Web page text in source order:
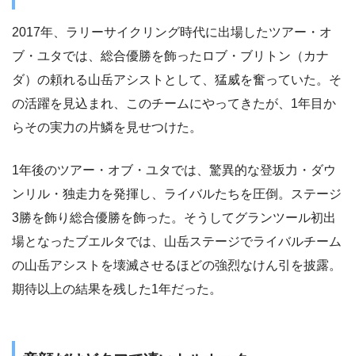
2017年、ラリーサイクリング時代に出場したツアー・オ
ブ・ユタでは、総合優勝を飾ったロブ・ブリトン（カナ
ダ）の頼れる山岳アシストとして、猛威を奮っていた。そ
の活躍を見込まれ、このチームにやってきたが、1年目か
らその実力の片鱗を見せつけた。
1年後のツアー・オブ・ユタでは、驚異的な登坂力・ダウ
ンリル・独走力を発揮し、ライバルたちを圧倒。ステージ
3勝を飾り総合優勝を飾った。そうしてグランツール初出
場となったブエルタでは、山岳ステージでライバルチーム
の山岳アシストを壊滅させるほどの強烈なけん引を披露。
期待以上の結果を残した1年だった。